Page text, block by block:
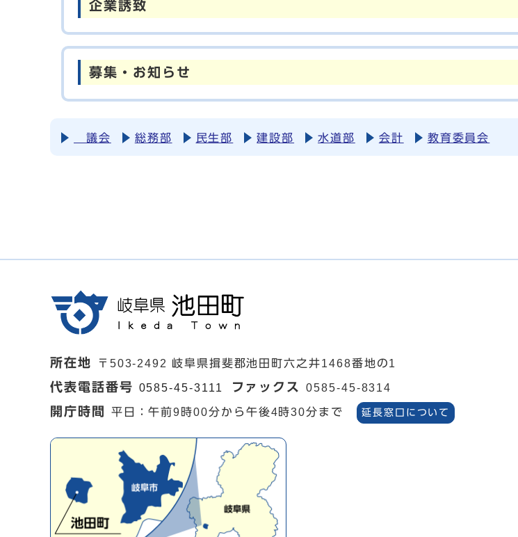
企業誘致
募集・お知らせ
議会 総務部 民生部 建設部 水道部 会計 教育委員会
所在地 〒503-2492 岐阜県揖斐郡池田町六之井1468番地の1
代表電話番号 0585-45-3111 ファックス 0585-45-8314
開庁時間 平日：午前9時00分から午後4時30分まで 延長窓口について